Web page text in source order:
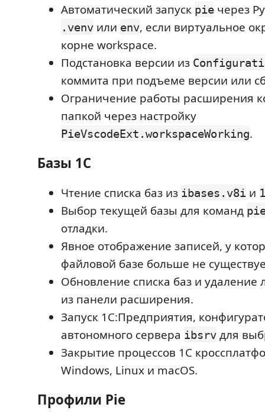
Автоматический запуск pie через
.venv или env, если виртуальное
корне workspace.
Подстановка версии из
коммита при подъеме версии или
Ограничение работы расширения
папкой через настройку
PieVscodeExt.workspaceWorking.
Базы 1С
Чтение списка баз из ibases.v8i и
Выбор текущей базы для команд
отладки.
Явное отображение записей, у
файловой базе больше не
Обновление списка баз и удаление
из панели расширения.
Запуск 1С:Предприятия,
автономного сервера ibsrv для
Закрытие процессов 1С
Windows, Linux и macOS.
Профили Pie